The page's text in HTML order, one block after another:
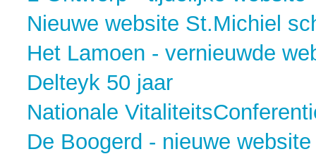
Nieuwe website St.Michiel
Het Lamoen - vernieuwde
Delteyk 50 jaar
Nationale
De Boogerd - nieuwe website